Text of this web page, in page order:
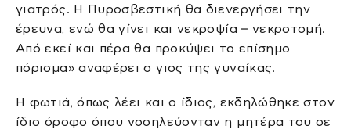
γιατρός. Η Πυροσβεστική θα διενεργήσει την
έρευνα, ενώ θα γίνει και νεκροψία – νεκροτομή.
Από εκεί και πέρα θα προκύψει το επίσημο
πόρισμα» αναφέρει ο γιος της γυναίκας.
Η φωτιά, όπως λέει και ο ίδιος, εκδηλώθηκε στον
ίδιο όροφο όπου νοσηλεύονταν η μητέρα του σε